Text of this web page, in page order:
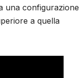
una configurazione
a quella